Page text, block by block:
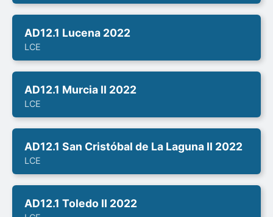
AD12.1 Lucena 2022
LCE
AD12.1 Murcia II 2022
LCE
AD12.1 San Cristóbal de La Laguna II 2022
LCE
AD12.1 Toledo II 2022